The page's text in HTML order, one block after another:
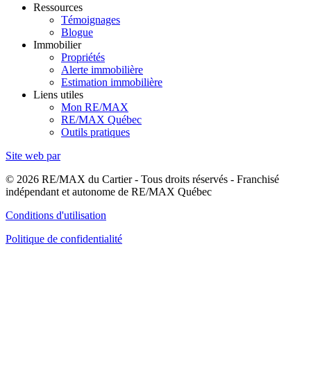
Ressources
Témoignages
Blogue
Immobilier
Propriétés
Alerte immobilière
Estimation immobilière
Liens utiles
Mon RE/MAX
RE/MAX Québec
Outils pratiques
Site web par
© 2026 RE/MAX du Cartier - Tous droits réservés - Franchisé
indépendant et autonome de RE/MAX Québec
Conditions d'utilisation
Politique de confidentialité